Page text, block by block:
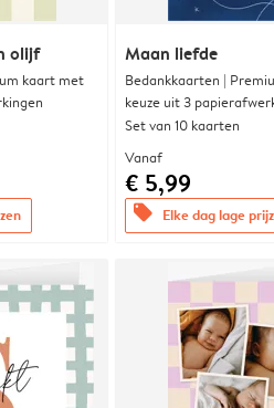
olijf
kaart met
Maan liefde
Bedankkaarten |
keuze uit 3
Set van 10 kaarten
Vanaf
€ 5,99
offers Elke dag lage